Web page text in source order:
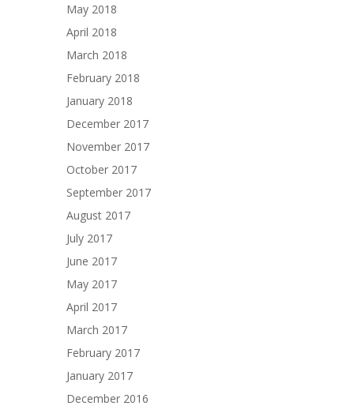
May 2018
April 2018
March 2018
February 2018
January 2018
December 2017
November 2017
October 2017
September 2017
August 2017
July 2017
June 2017
May 2017
April 2017
March 2017
February 2017
January 2017
December 2016